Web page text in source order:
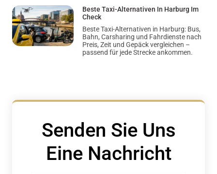
Beste Taxi-Alternativen In Harburg Im
Check
Beste Taxi-Alternativen in Harburg: Bus,
Bahn, Carsharing und Fahrdienste nach
Preis, Zeit und Gepäck vergleichen –
passend für jede Strecke ankommen.
Senden Sie Uns
Eine Nachricht